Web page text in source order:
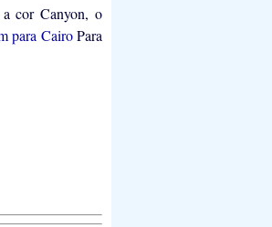
cor Canyon, o
para CairoPara